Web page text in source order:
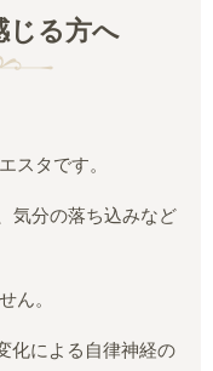
じる方へ
スタです。
気分の落ち込みなど
ん。
化による自律神経の